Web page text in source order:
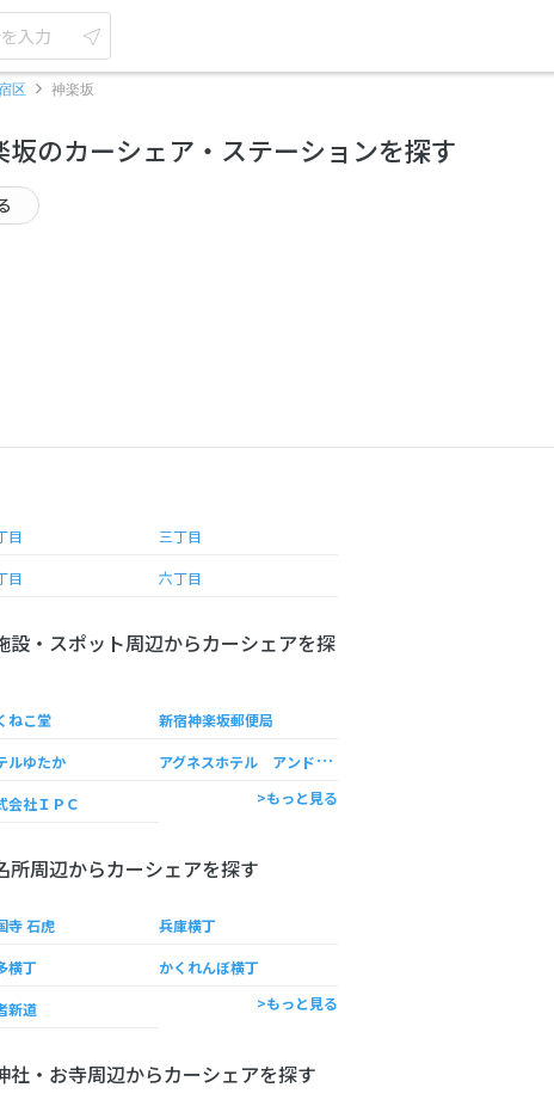
区 神楽坂
のカーシェア・ステーションを探す
目 三丁目
目 六丁目
設・スポット周辺からカーシェアを探
ねこ堂 新宿神楽坂郵便局
ルゆたか ア
グネスホテル アンド アパートメンツ東京
会社ＩＰＣ >もっと見る
所周辺からカーシェアを探す
寺 石虎 兵庫横丁
横丁 かくれんぼ横丁
新道 >もっと見る
社・お寺周辺からカーシェアを探す